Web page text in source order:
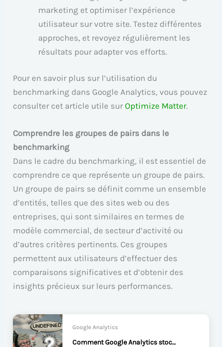
marketing et optimiser l’expérience
utilisateur sur votre site. Testez différentes
approches, et revoyez régulièrement les
résultats pour adapter vos efforts.
Pour en savoir plus sur l’utilisation du
benchmarking dans Google Analytics, vous pouvez
consulter cet article utile surOptimize Matter.
Comprendre les groupes de pairs dans le
benchmarking
Dans le cadre du benchmarking, il est essentiel de
comprendre ce que représente un groupe de pairs.
Un groupe de pairs se définit comme un ensemble
d’entités, telles que des sites web ou des
entreprises, qui sont similaires en termes de
modèle commercial, de secteur d’activité ou
d’autres critères pertinents. Ces groupes
permettent aux utilisateurs d’effectuer des
comparaisons significatives et d’obtenir des
insights précieux sur leurs performances.
Google Analytics
Comment Google Analytics stocke et affiche les données ?